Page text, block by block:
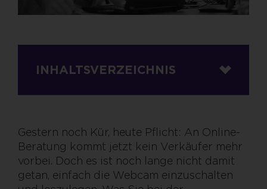
INHALTSVERZEICHNIS
Gestern noch Kür, heute Pflicht: An Online-
Beratung kommt jetzt kein Verkäufer mehr
vorbei. Doch es ist noch lange nicht damit
getan, einfach die Webcam einzuschalten